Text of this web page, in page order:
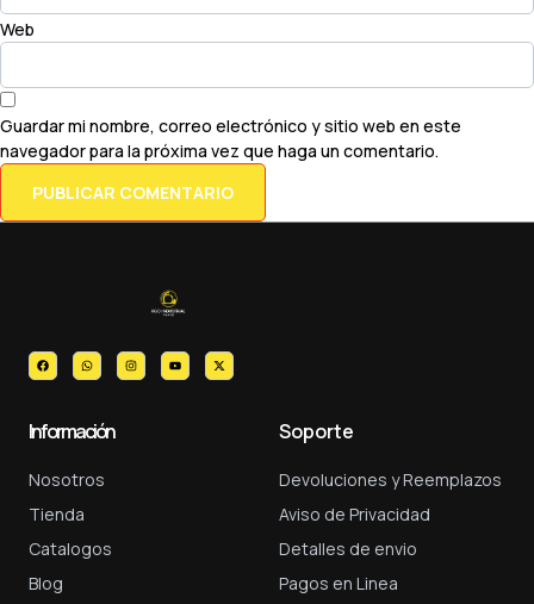
Web
Guardar mi nombre, correo electrónico y sitio web en este
navegador para la próxima vez que haga un comentario.
Información
Nosotros
Tienda
Catalogos
Blog
Soporte
Devoluciones y Reemplazos
Aviso de Privacidad
Detalles de envio
Pagos en Linea